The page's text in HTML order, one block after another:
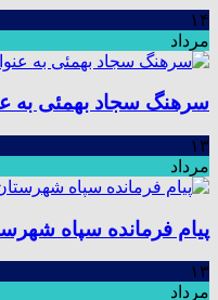
۱۴
مرداد
سرهنگ سجاد بهمئی به
۱۳
مرداد
پیام فرمانده سپاه
۱۳
مرداد